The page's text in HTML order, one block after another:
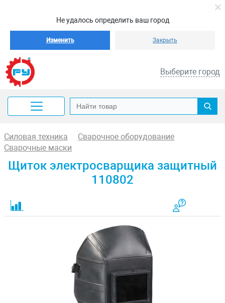
Не удалось определить ваш город
Изменить Закрыть
Выберите город
Силовая техника
Сварочное оборудование
Сварочные маски
Щиток электросварщика защитный
110802